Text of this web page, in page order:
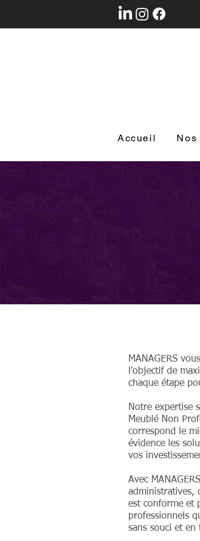
Accueil Nos
MANAGERS
l'objectif de
chaque étape
Notre expertise
Meublé Non
correspond le
évidence les
vos
Avec
administratives,
est conforme et
professionnels
sans souci et en